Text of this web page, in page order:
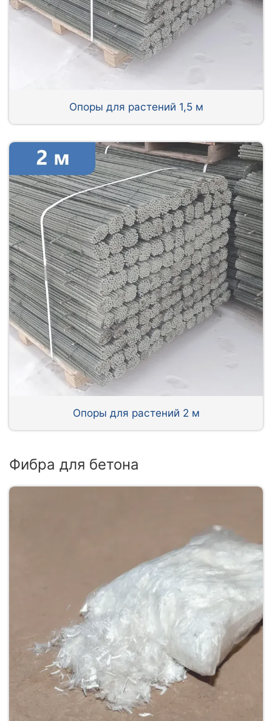
Опоры для растений 1,5 м
Опоры для растений 2 м
Фибра для бетона